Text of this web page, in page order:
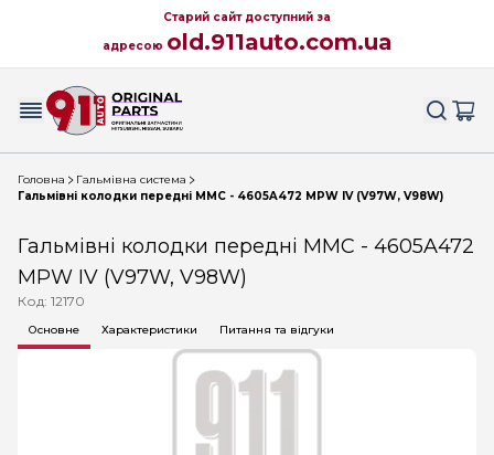
Старий сайт доступний за
адресою old.911auto.com.ua
Головна
Гальмівна система
Гальмівні колодки передні MMC - 4605A472 MPW IV (V97W, V98W)
Гальмівні колодки передні MMC - 4605A472
MPW IV (V97W, V98W)
Код: 12170
Основне Характеристики Питання та відгуки